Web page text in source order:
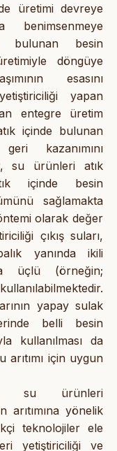
üretimi devreye
bulunan besin
döngüye
esasını
yapan
entegre üretim
içinde bulunan
kazanımını
su ürünleri atık
içinde besin
sağlamakta
olarak değer
çıkış suları,
yanında ikili
üçlü (örneğin;
yapay sulak
belli besin
kullanılması da
için uygun
su ürünleri
arıtımına yönelik
teknolojiler ele
yetiştiriciliği ve